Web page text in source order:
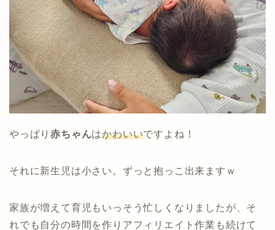
やっぱり赤ちゃんはかわいいですよね！
それに新生児は小さい。ずっと抱っこ出来ますｗ
家族が増えて育児もいっそう忙しくなりましたが、そ
れでも自分の時間を作りアフィリエイト作業も続けて